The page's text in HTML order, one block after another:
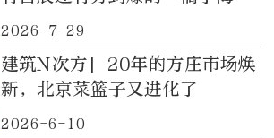
日落（留言有惊喜）
2026-7-29
建筑N次方| 20年的方庄市场焕
新，北京菜篮子又进化了
2026-6-10